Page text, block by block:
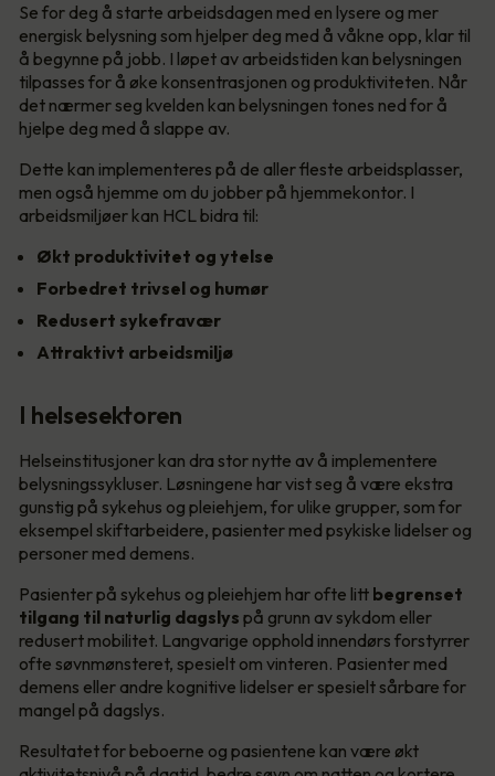
Se for deg å starte arbeidsdagen med en lysere og mer
energisk belysning som hjelper deg med å våkne opp, klar til
å begynne på jobb. I løpet av arbeidstiden kan belysningen
tilpasses for å øke konsentrasjonen og produktiviteten. Når
det nærmer seg kvelden kan belysningen tones ned for å
hjelpe deg med å slappe av.
Dette kan implementeres på de aller fleste arbeidsplasser,
men også hjemme om du jobber på hjemmekontor. I
arbeidsmiljøer kan HCL bidra til:
Økt produktivitet og ytelse
Forbedret trivsel og humør
Redusert sykefravær
Attraktivt arbeidsmiljø
I helsesektoren
Helseinstitusjoner kan dra stor nytte av å implementere
belysningssykluser. Løsningene har vist seg å være ekstra
gunstig på sykehus og pleiehjem, for ulike grupper, som for
eksempel skiftarbeidere, pasienter med psykiske lidelser og
personer med demens.
Pasienter på sykehus og pleiehjem har ofte litt begrenset
tilgang til naturlig dagslys på grunn av sykdom eller
redusert mobilitet. Langvarige opphold innendørs forstyrrer
ofte søvnmønsteret, spesielt om vinteren. Pasienter med
demens eller andre kognitive lidelser er spesielt sårbare for
mangel på dagslys.
Resultatet for beboerne og pasientene kan være økt